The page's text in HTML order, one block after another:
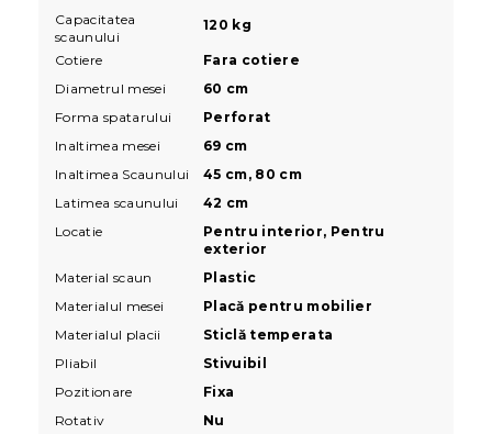
Capacitatea
scaunului
120 kg
Cotiere
Fara cotiere
Diametrul mesei
60 cm
Forma spatarului
Perforat
Inaltimea mesei
69 cm
Inaltimea Scaunului
45 cm, 80 cm
Latimea scaunului
42 cm
Locatie
Pentru interior, Pentru
exterior
Material scaun
Plastic
Materialul mesei
Placă pentru mobilier
Materialul placii
Sticlă temperata
Pliabil
Stivuibil
Pozitionare
Fixa
Rotativ
Nu